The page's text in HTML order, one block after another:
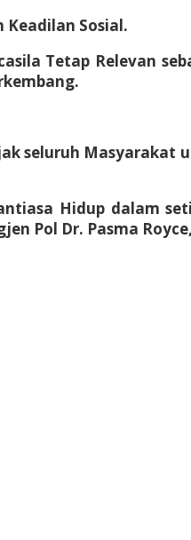
Sosial.
Tetap Relevan
seluruh
Hidup dalam
Pol Dr. Pasma